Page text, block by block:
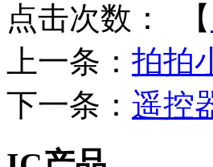
点击次数： 【
上一条： 拍拍
下一条： 遥控